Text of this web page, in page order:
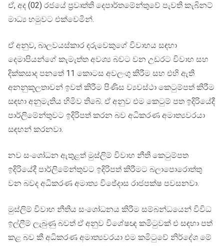
ඒ, අද (02) රජයේ ප්‍රවෘත්ති දෙපාර්තමේන්තුවේ පැවති කැබිනට්
මාධ්‍ය හමුවට එක්වෙමින්.
ඒ අනුව, බාලවයස්කාර දරුවෙකුගේ විවාහය සඳහා
දෙමාපියන්ගේ කැමැත්ත අවශ්‍ය බවට වන උඩරට විවාහ සහ
දික්කසාද පනතේ 11 කොටස අවලංගු කිරීම සහ එහි ඇති
අනනුකූලතාවන් ඉවත් කිරීම පිණිස ව්‍යවස්ථා කෙටුම්පත් කිරීම
සඳහා අනුමැතිය හිමිව තිබේ. ඒ අනුව එම කෙටුම් පත ඉදිරියේදී
පාර්ලිමේන්තුවට ඉදිරිපත් කරන බව අධිකරණ අමාත්‍යවරයා
සඳහන් කරනවා.
නව සංශෝධන ඇතුළත් මුස්ලිම් විවාහ නීති කෙටුම්පත
ඉදිරියේදී පාර්ලිමේන්තුවට ඉදිරිපත් කිරීමට බලාපොරොත්තු
වන බවද අධිකරණ අමාත්‍ය විජේදාස රාජපක්ෂ පවසනවා.
මුස්ලිම් විවාහ නීතිය සංශෝධනය කිරීම සම්බන්ධයෙන් විවිධ
ඉල්ලීම් ලැබුණු බවත් ඒ අනුව විශේෂඥ කමිටුවක් එ සඳහා පත්
කළ බව කී අධිකරණ අමාත්‍යවරයා එම කමිටුවේ නිර්දේශ මේ